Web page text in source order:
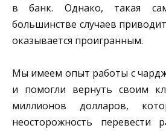
в банк. Однако, такая
большинстве случаев
оказывается проигранным.
Мы имеем опыт работы с
и помогли вернуть своим
миллионов долларов,
неосторожность перевести